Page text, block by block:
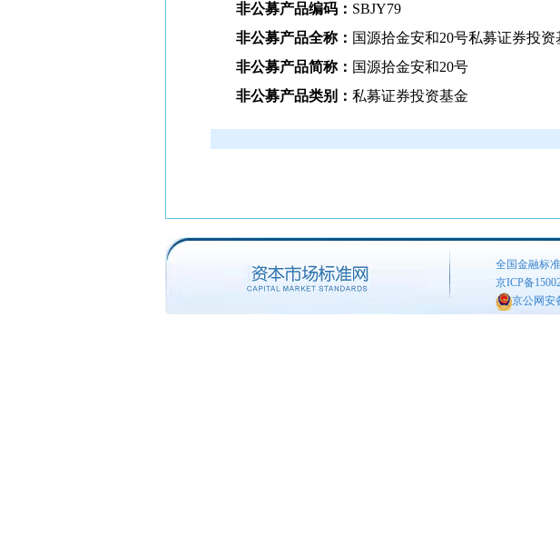
非公募产品编码： SBJY79
非公募产品全称： 国源拾金安和20号私募证券投资
非公募产品简称： 国源拾金安和20号
非公募产品类别： 私募证券投资基金
全国金融标
京ICP备
京公网安